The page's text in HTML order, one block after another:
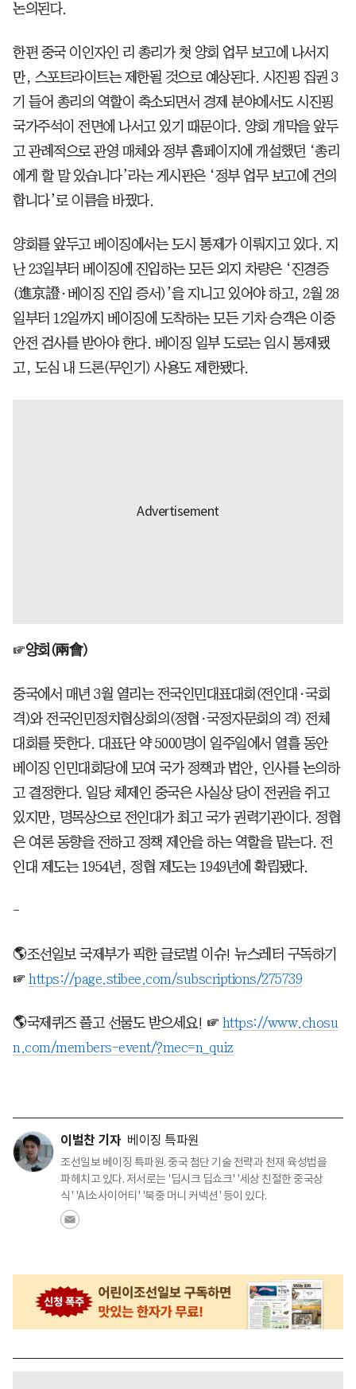
논의된다.
한편 중국 이인자인 리 총리가 첫 양회 업무 보고에 나서지
만, 스포트라이트는 제한될 것으로 예상된다. 시진핑 집권 3
기 들어 총리의 역할이 축소되면서 경제 분야에서도 시진핑
국가주석이 전면에 나서고 있기 때문이다. 양회 개막을 앞두
고 관례적으로 관영 매체와 정부 홈페이지에 개설했던 ‘총리
에게 할 말 있습니다’라는 게시판은 ‘정부 업무 보고에 건의
합니다’로 이름을 바꿨다.
양회를 앞두고 베이징에서는 도시 통제가 이뤄지고 있다. 지
난 23일부터 베이징에 진입하는 모든 외지 차량은 ‘진경증
(進京證·베이징 진입 증서)’을 지니고 있어야 하고, 2월 28
일부터 12일까지 베이징에 도착하는 모든 기차 승객은 이중
안전 검사를 받아야 한다. 베이징 일부 도로는 임시 통제됐
고, 도심 내 드론(무인기) 사용도 제한됐다.
☞양회(兩會)
중국에서 매년 3월 열리는 전국인민대표대회(전인대·국회
격)와 전국인민정치협상회의(정협·국정자문회의 격) 전체
대회를 뜻한다. 대표단 약 5000명이 일주일에서 열흘 동안
베이징 인민대회당에 모여 국가 정책과 법안, 인사를 논의하
고 결정한다. 일당 체제인 중국은 사실상 당이 전권을 쥐고
있지만, 명목상으로 전인대가 최고 국가 권력기관이다. 정협
은 여론 동향을 전하고 정책 제안을 하는 역할을 맡는다. 전
인대 제도는 1954년, 정협 제도는 1949년에 확립됐다.
-
🌎조선일보 국제부가 픽한 글로벌 이슈! 뉴스레터 구독하기
☞ https://page.stibee.com/subscriptions/275739
🌎국제퀴즈 풀고 선물도 받으세요! ☞ https://www.chosu
n.com/members-event/?mec=n_quiz
이벌찬 기자 베이징 특파원
조선일보 베이징 특파원. 중국 첨단 기술 전략과 천재 육성법을
파헤치고 있다. 저서로는 '딥시크 딥쇼크' '세상 친절한 중국상
식' 'AI소사이어티' '북중 머니 커넥션' 등이 있다.